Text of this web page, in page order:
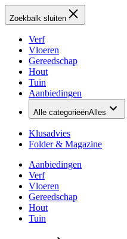
Zoekbalk sluiten
Verf
Vloeren
Gereedschap
Hout
Tuin
Aanbiedingen
Alle categorieënAlles
Klusadvies
Folder & Magazine
Aanbiedingen
Verf
Vloeren
Gereedschap
Hout
Tuin